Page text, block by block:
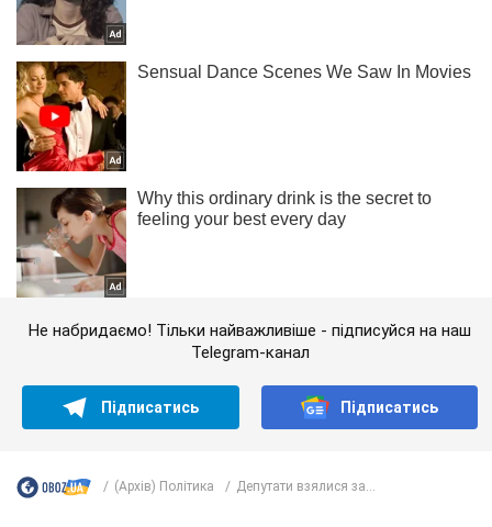
Не набридаємо! Тільки найважливіше - підписуйся на наш
Telegram-канал
Підписатись Підписатись
(Архів) Політика Депутати взялися за...